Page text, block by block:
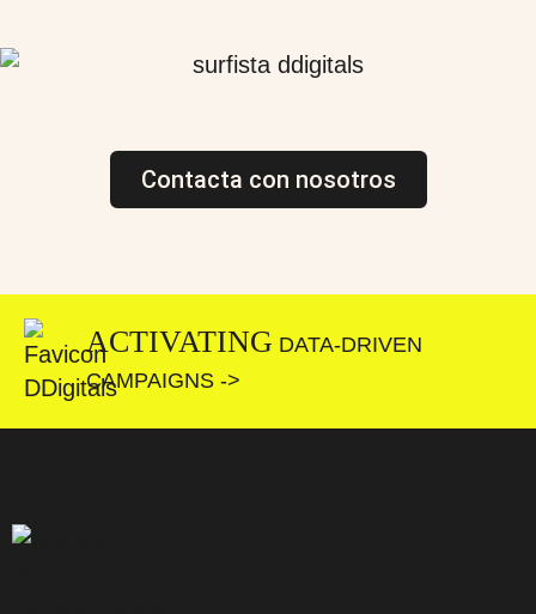
Contacta con nosotros
ACTIVATING DATA-DRIVEN
CAMPAIGNS ->